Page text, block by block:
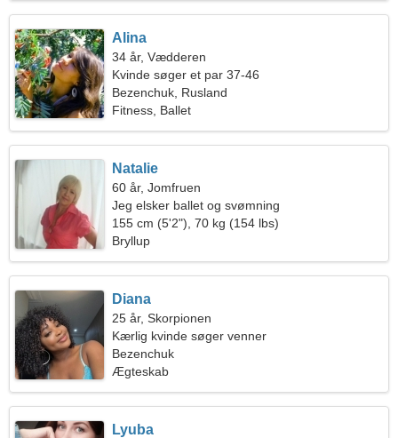
Alina
34 år, Vædderen
Kvinde søger et par 37-46
Bezenchuk, Rusland
Fitness, Ballet
Natalie
60 år, Jomfruen
Jeg elsker ballet og svømning
155 cm (5'2"), 70 kg (154 lbs)
Bryllup
Diana
25 år, Skorpionen
Kærlig kvinde søger venner
Bezenchuk
Ægteskab
Lyuba